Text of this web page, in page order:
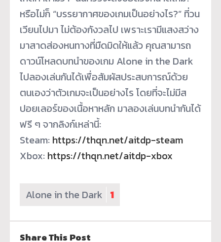
หรือไม่ก็ “บรรยากาศของเกมเป็นอย่างไร?” ที่วน
เวียนไปมา ไม่ต้องกังวลไป เพราะเรามีแสงสว่าง
มาสาดส่องหนทางที่มืดมิดให้แล้ว คุณสามารถ
ดาวน์โหลดบทนำของเกม Alone in the Dark
ไปลองเล่นกันได้เพื่อสัมผัสประสบการณ์ด้วย
ตนเองว่าตัวเกมจะเป็นอย่างไร โดยที่จะไม่มีส
ปอยเลอร์ของเนื้อหาหลัก มาลองเล่นบทนำกันได้
ฟรี ๆ จากลิงก์เหล่านี้:
Steam: https://thqn.net/aitdp-steam
Xbox: https://thqn.net/aitdp-xbox
Alone in the Dark 1
Share This Post